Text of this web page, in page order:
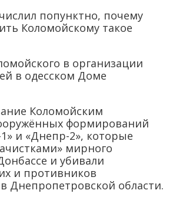
попунктно, почему
Коломойскому такое
в организации
в одесском Доме
Коломойским
формирований
и «Днепр-2», которые
мирного
и убивали
и противников
Днепропетровской области.